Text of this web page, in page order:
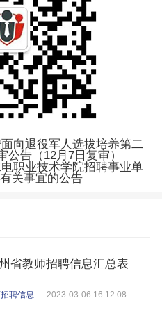
向退役军人选拔培养第二
公告（12月7日复审）
职业技术学院招聘事业单
关事宜的公告
省教师招聘信息汇总表
聘信息 2023-03-06 16:12:08